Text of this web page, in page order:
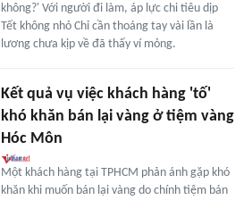
không?' Với người đi làm, áp lực chi tiêu dịp
Tết không nhỏ Chỉ cần thoáng tay vài lần là
lương chưa kịp về đã thấy ví mỏng.
Kết quả vụ việc khách hàng 'tố'
khó khăn bán lại vàng ở tiệm vàng
Hóc Môn
Một khách hàng tại TPHCM phản ánh gặp khó
khăn khi muốn bán lại vàng do chính tiệm bán